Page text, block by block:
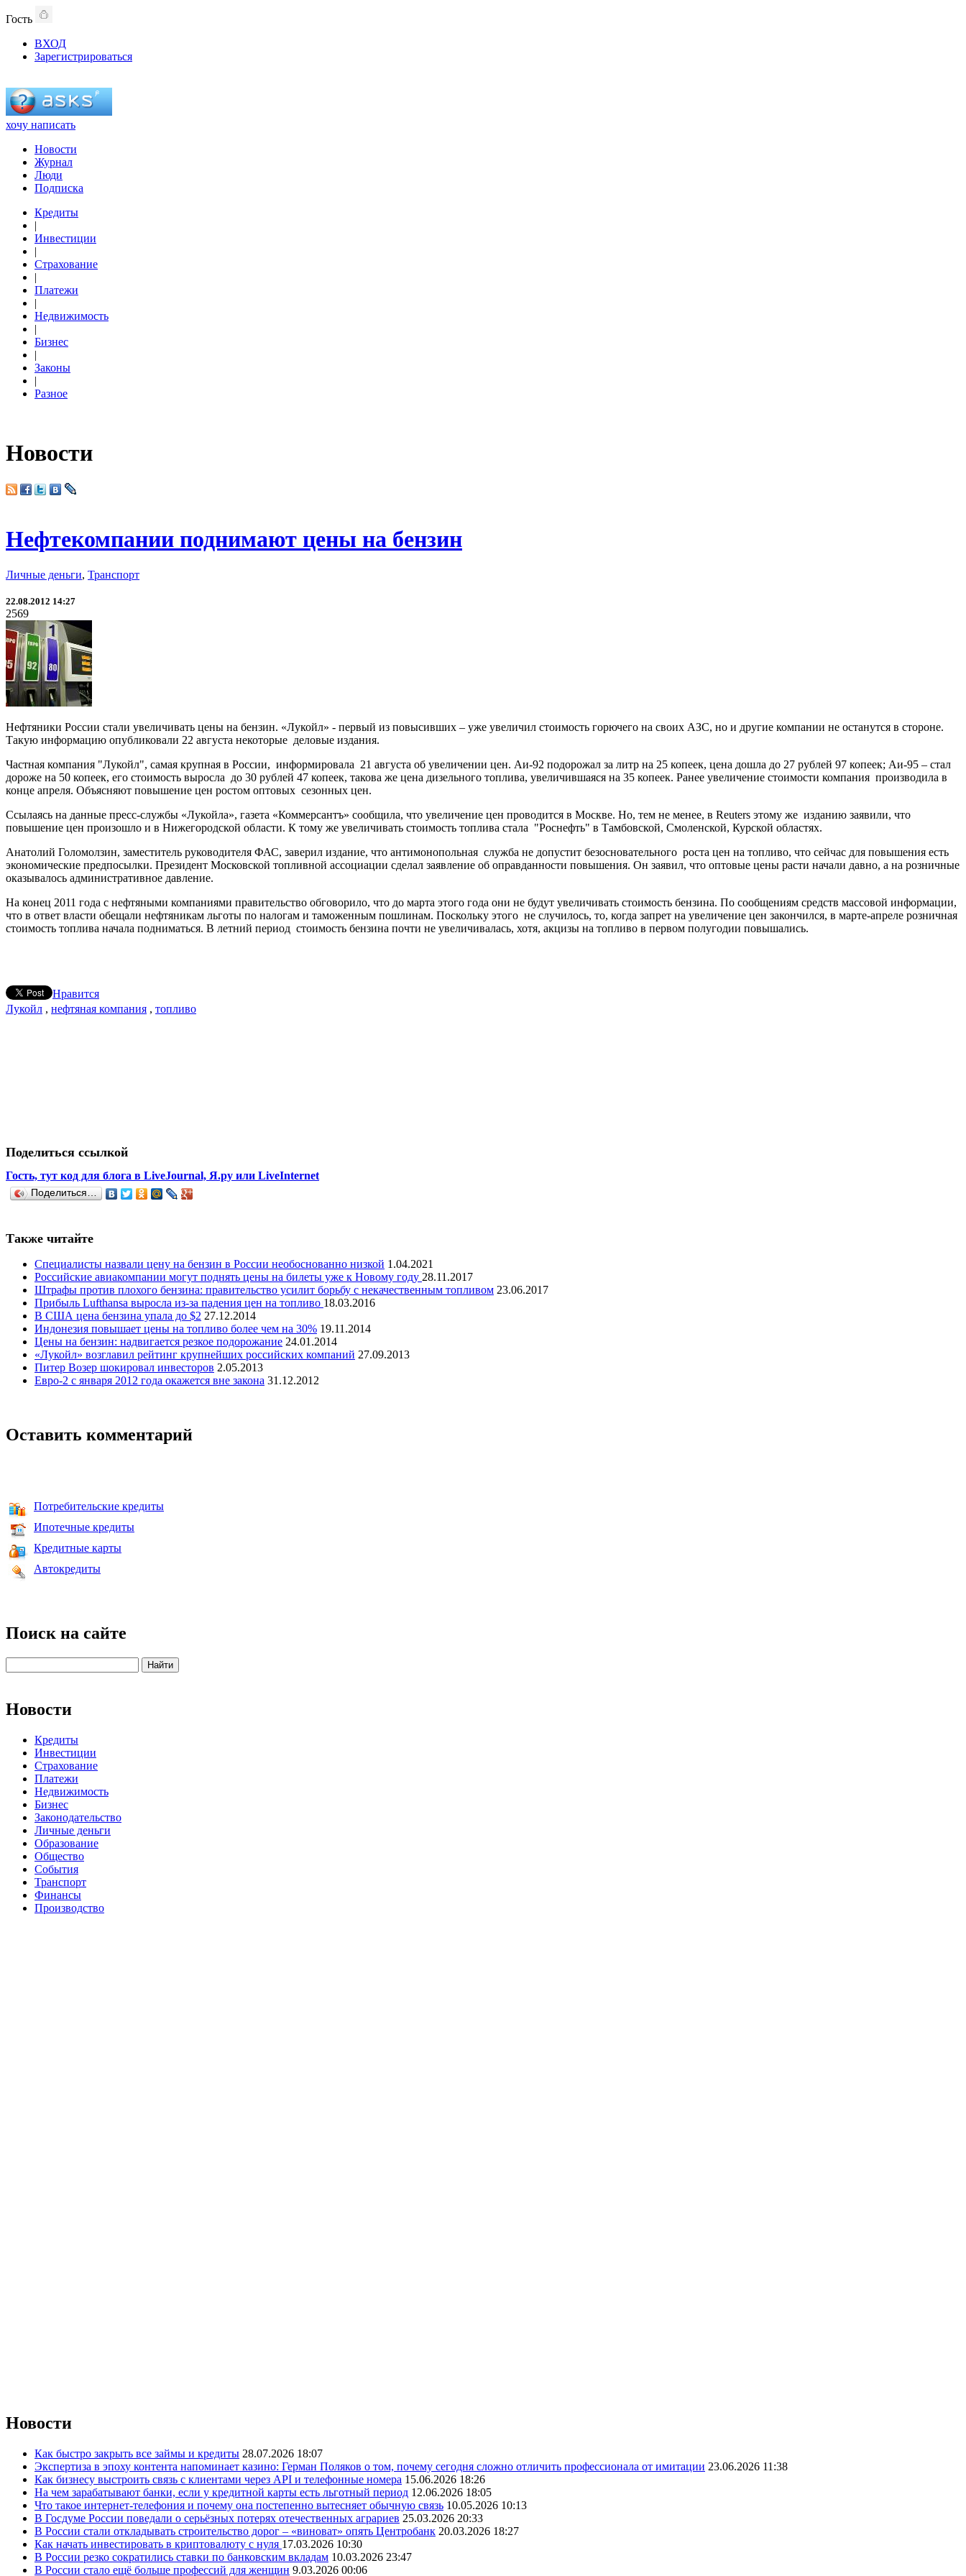
Гость
ВХОД
Зарегистрироваться
хочу написать
Новости
Журнал
Люди
Подписка
Кредиты
|
Инвестиции
|
Страхование
|
Платежи
|
Недвижимость
|
Бизнес
|
Законы
|
Разное
Новости
Нефтекомпании поднимают цены на бензин
Личные деньги, Транспорт
22.08.2012 14:27
2569
Нефтяники России стали увеличивать цены на бензин. «Лукойл» - первый из повысивших – уже увеличил стоимость горючего на своих АЗС, но и другие компании не останутся в стороне.
Такую информацию опубликовали 22 августа некоторые деловые издания.
Частная компания "Лукойл", самая крупная в России, информировала 21 августа об увеличении цен. Аи-92 подорожал за литр на 25 копеек, цена дошла до 27 рублей 97 копеек; Аи-95 – стал
дороже на 50 копеек, его стоимость выросла до 30 рублей 47 копеек, такова же цена дизельного топлива, увеличившаяся на 35 копеек. Ранее увеличение стоимости компания производила в
конце апреля. Объясняют повышение цен ростом оптовых сезонных цен.
Ссылаясь на данные пресс-службы «Лукойла», газета «Коммерсантъ» сообщила, что увеличение цен проводится в Москве. Но, тем не менее, в Reuters этому же изданию заявили, что
повышение цен произошло и в Нижегородской области. К тому же увеличивать стоимость топлива стала "Роснефть" в Тамбовской, Смоленской, Курской областях.
Анатолий Голомолзин, заместитель руководителя ФАС, заверил издание, что антимонопольная служба не допустит безосновательного роста цен на топливо, что сейчас для повышения есть
экономические предпосылки. Президент Московской топливной ассоциации сделал заявление об оправданности повышения. Он заявил, что оптовые цены расти начали давно, а на розничные
оказывалось административное давление.
На конец 2011 года с нефтяными компаниями правительство обговорило, что до марта этого года они не будут увеличивать стоимость бензина. По сообщениям средств массовой информации,
что в ответ власти обещали нефтяникам льготы по налогам и таможенным пошлинам. Поскольку этого не случилось, то, когда запрет на увеличение цен закончился, в марте-апреле розничная
стоимость топлива начала подниматься. В летний период стоимость бензина почти не увеличивалась, хотя, акцизы на топливо в первом полугодии повышались.
Нравится
Лукойл , нефтяная компания , топливо
Поделиться ссылкой
Гость, тут код для блога в LiveJournal, Я.ру или LiveInternet
Поделиться…
Также читайте
Специалисты назвали цену на бензин в России необоснованно низкой 1.04.2021
Российские авиакомпании могут поднять цены на билеты уже к Новому году 28.11.2017
Штрафы против плохого бензина: правительство усилит борьбу с некачественным топливом 23.06.2017
Прибыль Lufthansa выросла из-за падения цен на топливо 18.03.2016
В США цена бензина упала до $2 27.12.2014
Индонезия повышает цены на топливо более чем на 30% 19.11.2014
Цены на бензин: надвигается резкое подорожание 24.01.2014
«Лукойл» возглавил рейтинг крупнейших российских компаний 27.09.2013
Питер Возер шокировал инвесторов 2.05.2013
Евро-2 с января 2012 года окажется вне закона 31.12.2012
Оставить комментарий
Потребительские кредиты
Ипотечные кредиты
Кредитные карты
Автокредиты
Поиск на сайте
Новости
Кредиты
Инвестиции
Страхование
Платежи
Недвижимость
Бизнес
Законодательство
Личные деньги
Образование
Общество
События
Транспорт
Финансы
Производство
Новости
Как быстро закрыть все займы и кредиты 28.07.2026 18:07
Экспертиза в эпоху контента напоминает казино: Герман Поляков о том, почему сегодня сложно отличить профессионала от имитации 23.06.2026 11:38
Как бизнесу выстроить связь с клиентами через API и телефонные номера 15.06.2026 18:26
На чем зарабатывают банки, если у кредитной карты есть льготный период 12.06.2026 18:05
Что такое интернет-телефония и почему она постепенно вытесняет обычную связь 10.05.2026 10:13
В Госдуме России поведали о серьёзных потерях отечественных аграриев 25.03.2026 20:33
В России стали откладывать строительство дорог – «виноват» опять Центробанк 20.03.2026 18:27
Как начать инвестировать в криптовалюту с нуля 17.03.2026 10:30
В России резко сократились ставки по банковским вкладам 10.03.2026 23:47
В России стало ещё больше профессий для женщин 9.03.2026 00:06